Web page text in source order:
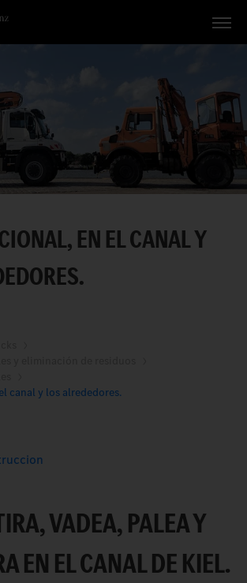
EN EL CANAL Y
canal y los alrededores.
VADEA, PALEA Y
EN EL CANAL DE KIEL.